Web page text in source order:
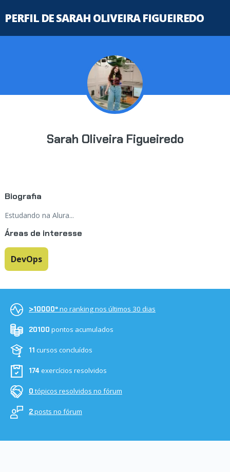
PERFIL DE SARAH OLIVEIRA FIGUEIREDO
Sarah Oliveira Figueiredo
Biografia
Estudando na Alura...
Áreas de interesse
DevOps
>10000ºno ranking nos últimos 30 dias
20100 pontos acumulados
11 cursos concluídos
174exercícios resolvidos
0 tópicos resolvidos no fórum
2posts no fórum